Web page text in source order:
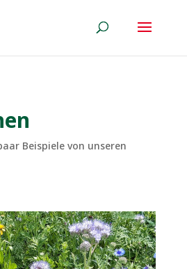
Beispiele von unseren